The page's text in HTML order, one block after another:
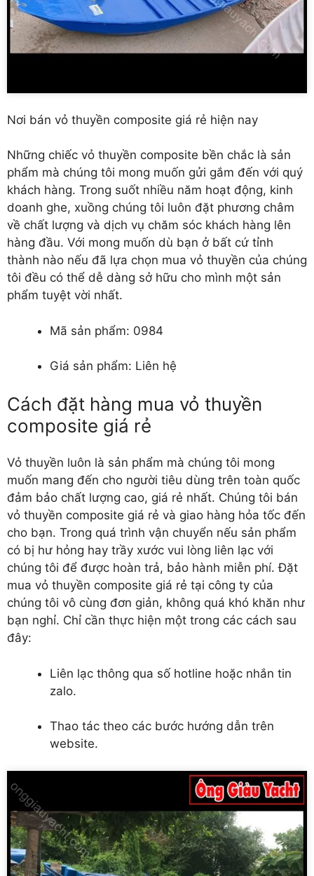
Nơi bán vỏ thuyền composite giá rẻ hiện nay
Những chiếc vỏ thuyền composite bền chắc là sản
phẩm mà chúng tôi mong muốn gửi gắm đến với quý
khách hàng. Trong suốt nhiều năm hoạt động, kinh
doanh ghe, xuồng chúng tôi luôn đặt phương châm
về chất lượng và dịch vụ chăm sóc khách hàng lên
hàng đầu. Với mong muốn dù bạn ở bất cứ tỉnh
thành nào nếu đã lựa chọn mua vỏ thuyền của chúng
tôi đều có thể dễ dàng sở hữu cho mình một sản
phẩm tuyệt vời nhất.
Mã sản phẩm: 0984
Giá sản phẩm: Liên hệ
Cách đặt hàng mua vỏ thuyền
composite giá rẻ
Vỏ thuyền luôn là sản phẩm mà chúng tôi mong
muốn mang đến cho người tiêu dùng trên toàn quốc
đảm bảo chất lượng cao, giá rẻ nhất. Chúng tôi bán
vỏ thuyền composite giá rẻ và giao hàng hỏa tốc đến
cho bạn. Trong quá trình vận chuyển nếu sản phẩm
có bị hư hỏng hay trầy xước vui lòng liên lạc với
chúng tôi để được hoàn trả, bảo hành miễn phí. Đặt
mua vỏ thuyền composite giá rẻ tại công ty của
chúng tôi vô cùng đơn giản, không quá khó khăn như
bạn nghỉ. Chỉ cần thực hiện một trong các cách sau
đây:
Liên lạc thông qua số hotline hoặc nhắn tin
zalo.
Thao tác theo các bước hướng dẫn trên
website.